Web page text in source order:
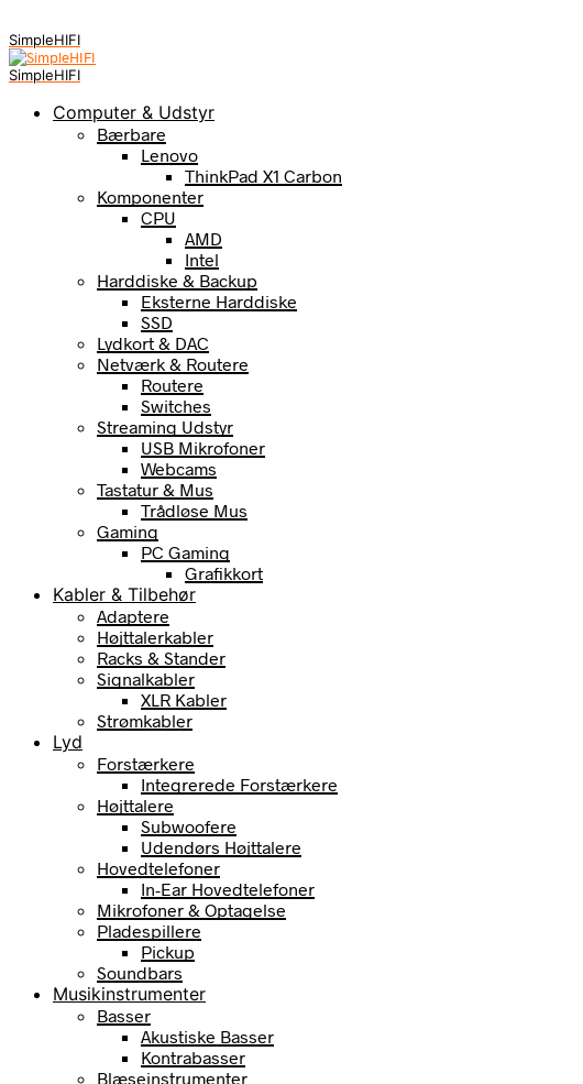
SimpleHIFI
SimpleHIFI
Computer & Udstyr
Bærbare
Lenovo
ThinkPad X1 Carbon
Komponenter
CPU
AMD
Intel
Harddiske & Backup
Eksterne Harddiske
SSD
Lydkort & DAC
Netværk & Routere
Routere
Switches
Streaming Udstyr
USB Mikrofoner
Webcams
Tastatur & Mus
Trådløse Mus
Gaming
PC Gaming
Grafikkort
Kabler & Tilbehør
Adaptere
Højttalerkabler
Racks & Stander
Signalkabler
XLR Kabler
Strømkabler
Lyd
Forstærkere
Integrerede Forstærkere
Højttalere
Subwoofere
Udendørs Højttalere
Hovedtelefoner
In-Ear Hovedtelefoner
Mikrofoner & Optagelse
Pladespillere
Pickup
Soundbars
Musikinstrumenter
Basser
Akustiske Basser
Kontrabasser
Blæseinstrumenter